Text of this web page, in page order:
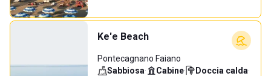
Ke'e Beach
Pontecagnano Faiano
Sabbiosa· Cabine· Doccia calda·